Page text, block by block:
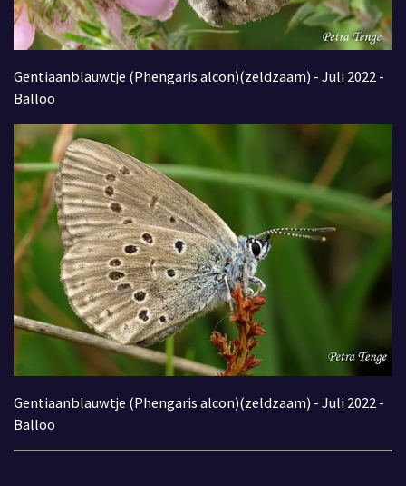
Gentiaanblauwtje (Phengaris alcon)(zeldzaam) - Juli 2022 -
Balloo
Gentiaanblauwtje (Phengaris alcon)(zeldzaam) - Juli 2022 -
Balloo